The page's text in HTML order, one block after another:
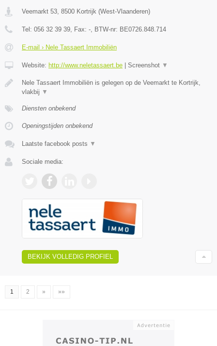
Veemarkt 53 8500 Kortrijk (West-Vlaanderen)
Tel: 056 32 39 39 , Fax: - , BTW-nr: BE0726.848.714
E-mail › Nele Tassaert Immobiliën
Website: http://www.neletassaert.be Screenshot ▼
Nele Tassaert Immobiliën is gelegen op de Veemarkt te Kortrijk,
vlakbij ▼
Diensten onbekend
Openingstijden onbekend
Laatste facebook posts ▼
Sociale media:
BEKIJK VOLLEDIG PROFIEL
1 2 » »»